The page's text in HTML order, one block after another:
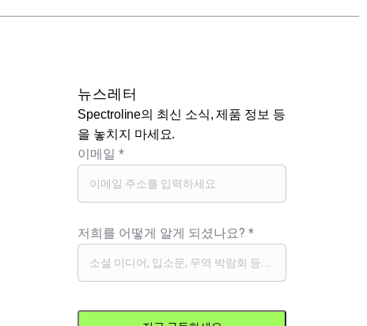
뉴스레터
Spectroline의 최신 소식, 제품 정보 등
을 놓치지 마세요.
이메일*
저희를 어떻게 알게 되셨나요?*